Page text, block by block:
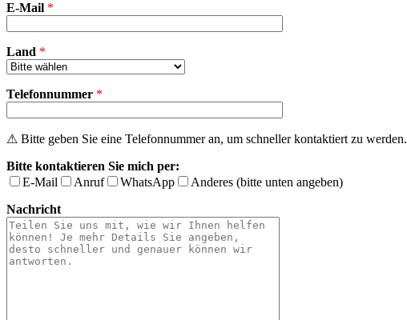
leer.
E-Mail *
Land *
Telefonnummer *
⚠ Bitte geben Sie eine Telefonnummer an, um schneller kontaktiert zu werden.
Bitte kontaktieren Sie mich per:
E-Mail
Anruf WhatsApp
Anderes (bitte unten angeben)
Nachricht